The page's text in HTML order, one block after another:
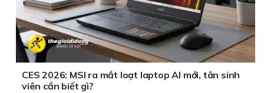
CES 2026: MSI ra mắt loạt laptop AI mới, tân sinh
viên cần biết gì?